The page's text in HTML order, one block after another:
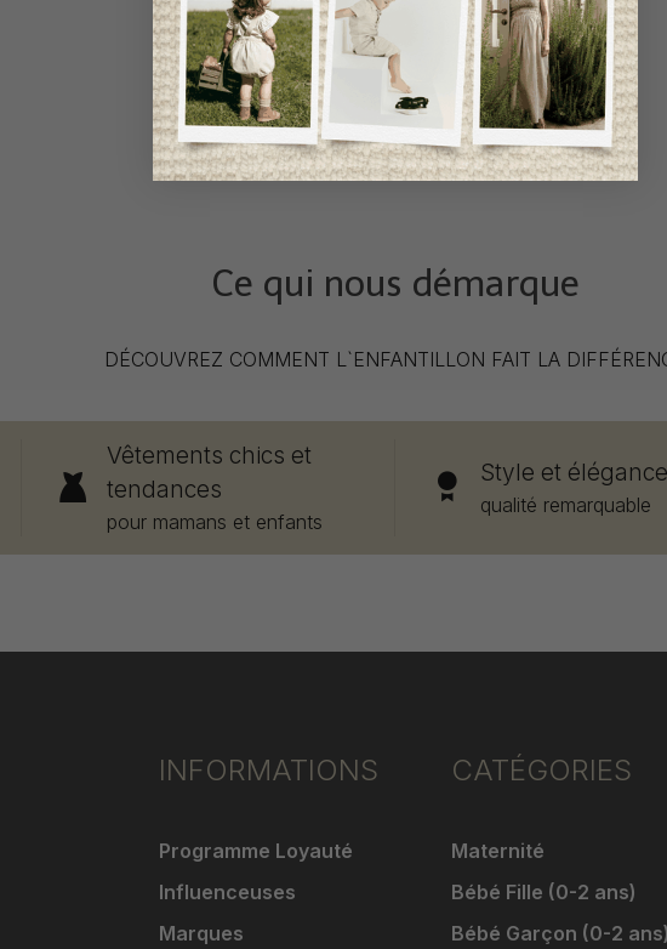
Ce qui nous démarque
DÉCOUVREZ COMMENT L`ENFANTILLON FAIT LA
Vêtements chics et
tendances
pour mamans et enfants
Style et élégance
qualité remarquable
INFORMATIONS
Programme Loyauté
Influenceuses
Marques
CATÉGORIES
Maternité
Bébé Fille (0-2 ans)
Bébé Garçon (0-2